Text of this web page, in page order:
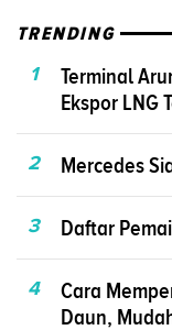
TRENDING
1
Terminal
Ekspor LNG
2 Mercedes
3 Daftar
4
Cara
Daun,